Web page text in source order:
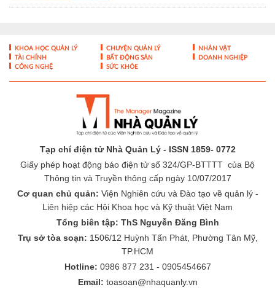
KHOA HỌC QUẢN LÝ CHUYỆN QUẢN LÝ
NHÂN VẬT
TÀI CHÍNH
BẤT ĐỘNG SẢN
DOANH NGHIỆP
CÔNG NGHỆ
SỨC KHỎE
Tạp chí điện tử Nhà Quản Lý - ISSN 1859- 0772
Giấy phép hoạt động báo điện tử số 324/GP-BTTTT của Bộ
Thông tin và Truyền thông cấp ngày 10/07/2017
Cơ quan chủ quản: Viện Nghiên cứu và Đào tạo về quản lý -
Liên hiệp các Hội Khoa học và Kỹ thuật Việt Nam
Tổng biên tập: ThS Nguyễn Đăng Bình
Trụ sở tòa soạn: 1506/12 Huỳnh Tấn Phát, Phường Tân Mỹ,
TP.HCM
Hotline: 0986 877 231 - 0905454667
Email: toasoan@nhaquanly.vn